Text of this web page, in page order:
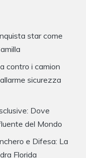
star come
contro i camion
sicurezza
Dove
del Mondo
e Difesa: La
Florida